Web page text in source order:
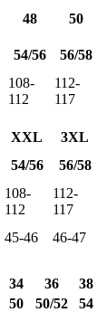
48
50
54/56 56/58
108-
112
112-
117
XXL
3XL
54/56 56/58
108-
112
112-
117
45-46
46-47
34 36
38
50 50/52
54